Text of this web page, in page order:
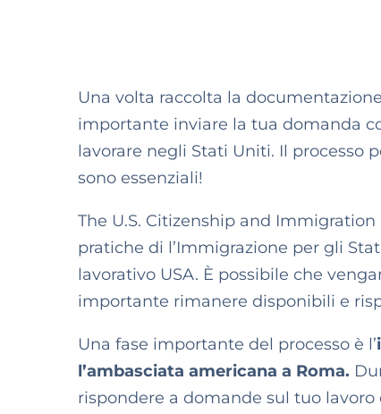
Una volta raccolta la
importante inviare la tua domanda
lavorare negli Stati Uniti. Il processo
sono essenziali!
The U.S. Citizenship and Immigration
pratiche di l’Immigrazione per gli
lavorativo USA. È possibile che
importante rimanere disponibili e
Una fase importante del processo è l’
l’ambasciata americana a Roma.
rispondere a domande sul tuo